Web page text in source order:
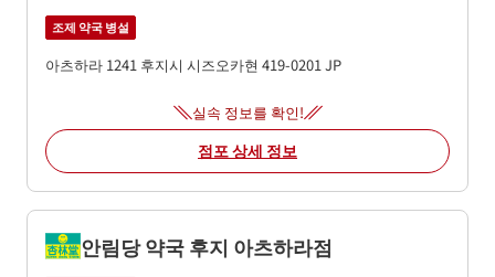
조제 약국 병설
아츠하라 1241 후지시 시즈오카현 419-0201 JP
실속 정보를 확인!
점포 상세 정보
안림당 약국 후지 아츠하라점